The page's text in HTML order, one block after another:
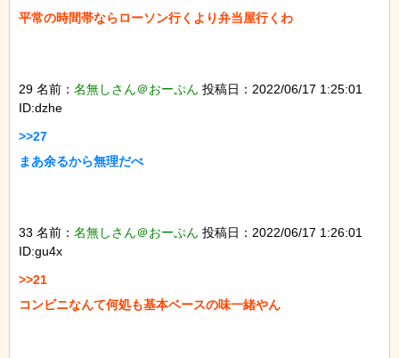
平常の時間帯ならローソン行くより弁当屋行くわ
29 名前： 名無しさん＠おーぷん 投稿日：2022/06/17 1:25:01
ID:dzhe
>>27
まあ余るから無理だべ
33 名前： 名無しさん＠おーぷん 投稿日：2022/06/17 1:26:01
ID:gu4x
>>21
コンビニなんて何処も基本ベースの味一緒やん